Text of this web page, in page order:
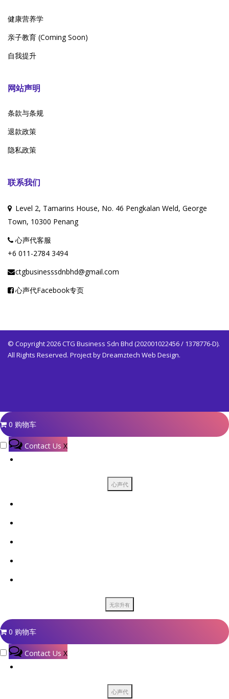
健康营养学
亲子教育 (Coming Soon)
自我提升
网站声明
条款与条规
退款政策
隐私政策
联系我们
Level 2, Tamarins House, No. 46 Pengkalan Weld, George
Town, 10300 Penang
心声代客服
+6 011-2784 3494
ctgbusinesssdnbhd@gmail.com
心声代Facebook专页
© Copyright 2026 CTG Business Sdn Bhd (202001022456 / 1378776-D).
All Rights Reserved. Project byDreamztech Web Design.
0 购物车
Contact Us X
0 购物车
Contact Us X